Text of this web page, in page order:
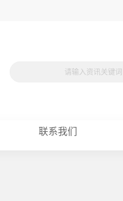
联系我们